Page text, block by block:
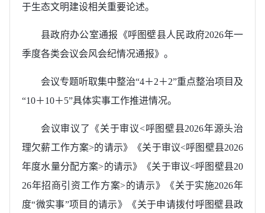
于生态文明建设相关重要论述。
县政府办公室通报《呼图壁县人民政府2026年一
季度各类会议会风会纪情况通报》。
会议专题听取集中整治“4＋2＋2”重点整治项目及
“10＋10＋5”具体实事工作推进情况。
会议审议了《关于审议<呼图壁县2026年源头治
理欠薪工作方案>的请示》《关于审议<呼图壁县2026
年度水量分配方案>的请示》《关于审议<呼图壁县20
26年招商引资工作方案>的请示》《关于实施2026年
度“微实事”项目的请示》《关于申请拨付呼图壁县政